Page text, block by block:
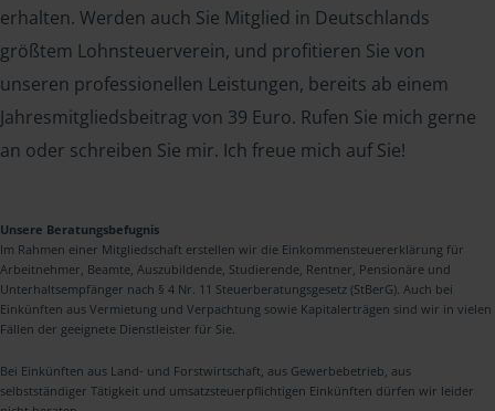
erhalten. Werden auch Sie Mitglied in Deutschlands
größtem Lohnsteuerverein, und profitieren Sie von
unseren professionellen Leistungen, bereits ab einem
Jahresmitgliedsbeitrag von 39 Euro. Rufen Sie mich gerne
an oder schreiben Sie mir. Ich freue mich auf Sie!
Unsere Beratungsbefugnis
Im Rahmen einer Mitgliedschaft erstellen wir die Einkommensteuererklärung für
Arbeitnehmer, Beamte, Auszubildende, Studierende, Rentner, Pensionäre und
Unterhaltsempfänger nach § 4 Nr. 11 Steuerberatungsgesetz (StBerG). Auch bei
Einkünften aus Vermietung und Verpachtung sowie Kapitalerträgen sind wir in vielen
Fällen der geeignete Dienstleister für Sie.
Bei Einkünften aus Land- und Forstwirtschaft, aus Gewerbebetrieb, aus
selbstständiger Tätigkeit und umsatzsteuerpflichtigen Einkünften dürfen wir leider